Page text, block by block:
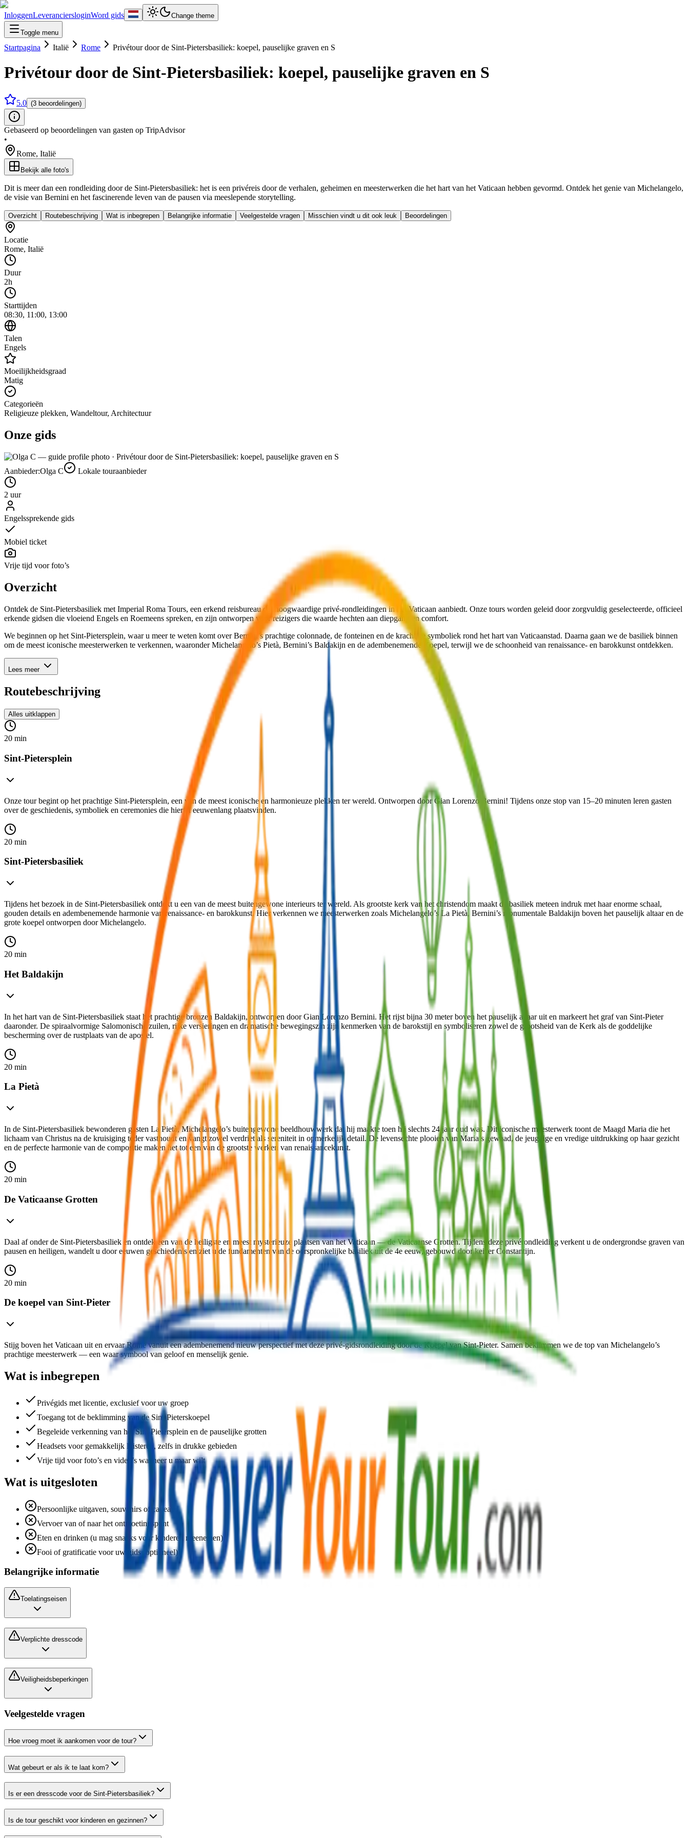
InloggenLeveranciersloginWord gids Change theme
Toggle menu
Startpagina Italië Rome Privétour door de Sint-Pietersbasiliek: koepel, pauselijke graven en S
Privétour door de Sint-Pietersbasiliek: koepel, pauselijke graven en S
5.0 (3 beoordelingen)
Gebaseerd op beoordelingen van gasten op TripAdvisor
•
Rome, Italië
Bekijk alle foto's
Dit is meer dan een rondleiding door de Sint-Pietersbasiliek: het is een privéreis door de verhalen, geheimen en meesterwerken die het hart van het Vaticaan hebben gevormd. Ontdek het genie van Michelangelo,
de visie van Bernini en het fascinerende leven van de pausen via meeslepende storytelling.
Overzicht Routebeschrijving Wat is inbegrepen Belangrijke informatie Veelgestelde vragen Misschien vindt u dit ook leuk Beoordelingen
Locatie
Rome, Italië
Duur
2h
Starttijden
08:30, 11:00, 13:00
Talen
Engels
Moeilijkheidsgraad
Matig
Categorieën
Religieuze plekken, Wandeltour, Architectuur
Onze gids
Aanbieder:Olga C Lokale touraanbieder
2 uur
Engelssprekende gids
Mobiel ticket
Vrije tijd voor foto’s
Overzicht
Ontdek de Sint-Pietersbasiliek met Imperial Roma Tours, een erkend reisbureau dat hoogwaardige privé-rondleidingen in het Vaticaan aanbiedt. Onze tours worden geleid door zorgvuldig geselecteerde, officieel
erkende gidsen die vloeiend Engels en Roemeens spreken, en zijn ontworpen voor reizigers die waarde hechten aan diepgang en comfort.
We beginnen op het Sint-Pietersplein, waar u meer te weten komt over Bernini’s prachtige colonnade, de fonteinen en de krachtige symboliek rond het hart van Vaticaanstad. Daarna gaan we de basiliek binnen
om de meest iconische meesterwerken te verkennen, waaronder Michelangelo’s Pietà, Bernini’s Baldakijn en de adembenemende Koepel, terwijl we de schoonheid van renaissance- en barokkunst ontdekken.
Lees meer
Routebeschrijving
Alles uitklappen
20 min
Sint-Pietersplein
Onze tour begint op het prachtige Sint-Pietersplein, een van de meest iconische en harmonieuze plekken ter wereld. Ontworpen door Gian Lorenzo Bernini! Tijdens onze stop van 15–20 minuten leren gasten
over de geschiedenis, symboliek en ceremonies die hier al eeuwenlang plaatsvinden.
20 min
Sint-Pietersbasiliek
Tijdens het bezoek in de Sint-Pietersbasiliek ontdekt u een van de meest buitengewone interieurs ter wereld. Als grootste kerk van het christendom maakt de basiliek meteen indruk met haar enorme schaal,
gouden details en adembenemende harmonie van renaissance- en barokkunst. Hier verkennen we meesterwerken zoals Michelangelo’s La Pietà, Bernini’s monumentale Baldakijn boven het pauselijk altaar en de
grote koepel ontworpen door Michelangelo.
20 min
Het Baldakijn
In het hart van de Sint-Pietersbasiliek staat het prachtige bronzen Baldakijn, ontworpen door Gian Lorenzo Bernini. Het rijst bijna 30 meter boven het pauselijk altaar uit en markeert het graf van Sint-Pieter
daaronder. De spiraalvormige Salomonische zuilen, rijke versieringen en dramatische bewegingszin zijn kenmerken van de barokstijl en symboliseren zowel de grootsheid van de Kerk als de goddelijke
bescherming over de rustplaats van de apostel.
20 min
La Pietà
In de Sint-Pietersbasiliek bewonderen gasten La Pietà, Michelangelo’s buitengewone beeldhouwwerk dat hij maakte toen hij slechts 24 jaar oud was. Dit iconische meesterwerk toont de Maagd Maria die het
lichaam van Christus na de kruisiging teder vasthoudt en vangt zowel verdriet als sereniteit in opmerkelijk detail. De levensechte plooien van Maria’s gewaad, de jeugdige en vredige uitdrukking op haar gezicht
en de perfecte harmonie van de compositie maken het tot een van de grootste werken van renaissancekunst.
20 min
De Vaticaanse Grotten
Daal af onder de Sint-Pietersbasiliek en ontdek een van de heiligste en meest mysterieuze plaatsen van het Vaticaan — de Vaticaanse Grotten. Tijdens deze privérondleiding verkent u de ondergrondse graven van
pausen en heiligen, wandelt u door eeuwen geschiedenis en ziet u de fundamenten van de oorspronkelijke basiliek uit de 4e eeuw, gebouwd door keizer Constantijn.
20 min
De koepel van Sint-Pieter
Stijg boven het Vaticaan uit en ervaar Rome vanuit een adembenemend nieuw perspectief met deze privé-gidsrondleiding door de Koepel van Sint-Pieter. Samen beklimmen we de top van Michelangelo’s
prachtige meesterwerk — een waar symbool van geloof en menselijk genie.
Wat is inbegrepen
Privégids met licentie, exclusief voor uw groep
Toegang tot de beklimming van de Sint-Pieterskoepel
Begeleide verkenning van het Sint-Pietersplein en de pauselijke grotten
Headsets voor gemakkelijk luisteren, zelfs in drukke gebieden
Vrije tijd voor foto’s en video’s wanneer u maar wilt
Wat is uitgesloten
Persoonlijke uitgaven, souvenirs of cadeaus
Vervoer van of naar het ontmoetingspunt
Eten en drinken (u mag snacks voor kinderen meenemen)
Fooi of gratificatie voor uw gids (optioneel)
Belangrijke informatie
Toelatingseisen
Verplichte dresscode
Veiligheidsbeperkingen
Veelgestelde vragen
Hoe vroeg moet ik aankomen voor de tour?
Wat gebeurt er als ik te laat kom?
Is er een dresscode voor de Sint-Pietersbasiliek?
Is de tour geschikt voor kinderen en gezinnen?